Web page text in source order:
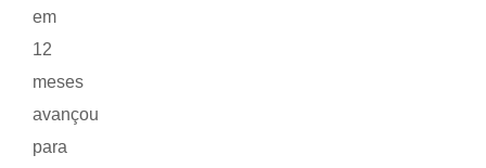
em
12
meses
avançou
para